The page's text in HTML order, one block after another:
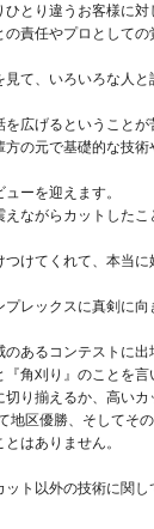
とり違うお客様に
責任やプロとして
て、いろいろな人
げるということが
の元で基礎的な技
ーを迎えます。
ながらカットした
けてくれて、本当
レックスに真剣に
あるコンテストに
角刈り』のことを言
り揃えるか、高いカ
区優勝、そしてそ
はありません。
ト以外の技術に関